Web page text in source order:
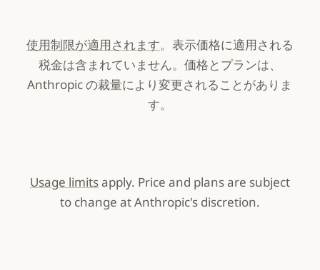
使用制限が適用されます。表示価格に適用される
税金は含まれていません。価格とプランは、
Anthropic の裁量により変更されることがありま
す。
Usage limitsapply. Price and plans are subject
to change at Anthropic's discretion.